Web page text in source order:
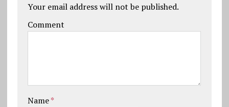
Your email address will not be published.
Comment
Name*